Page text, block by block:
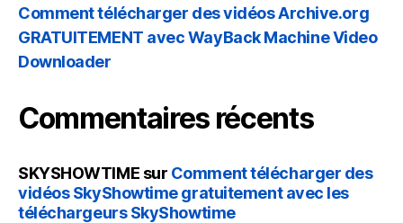
Comment télécharger des vidéos Archive.org
GRATUITEMENT avec WayBack Machine Video
Downloader
Commentaires récents
SKYSHOWTIME sur Comment télécharger des
vidéos SkyShowtime gratuitement avec les
téléchargeurs SkyShowtime